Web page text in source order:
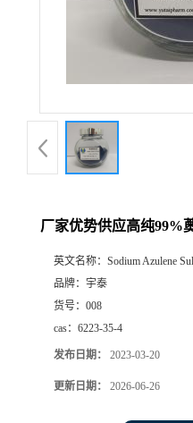
厂家优势供应高纯99%
英文名称： Sodium Azulene
品牌： 宇泰
货号： 008
cas： 6223-35-4
发布日期： 2023-03-20
更新日期： 2026-06-26